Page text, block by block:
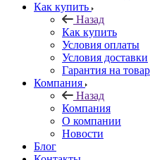
Как купить
Назад
Как купить
Условия оплаты
Условия доставки
Гарантия на товар
Компания
Назад
Компания
О компании
Новости
Блог